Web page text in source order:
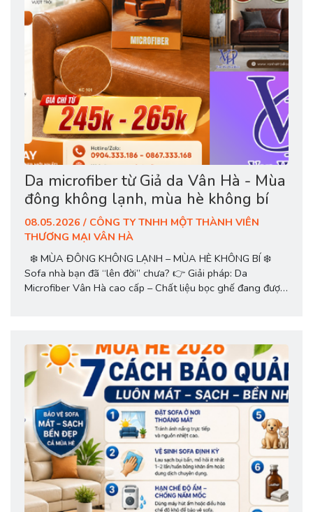
Da microfiber từ Giả da Vân Hà - Mùa
đông không lạnh, mùa hè không bí
08.05.2026 / CÔNG TY TNHH MỘT THÀNH VIÊN
THƯƠNG MẠI VÂN HÀ
❄️ MÙA ĐÔNG KHÔNG LẠNH – MÙA HÈ KHÔNG BÍ ❄️
Sofa nhà bạn đã “lên đời” chưa? 👉 Giải pháp: Da
Microfiber Vân Hà cao cấp – Chất liệu bọc ghế đang được